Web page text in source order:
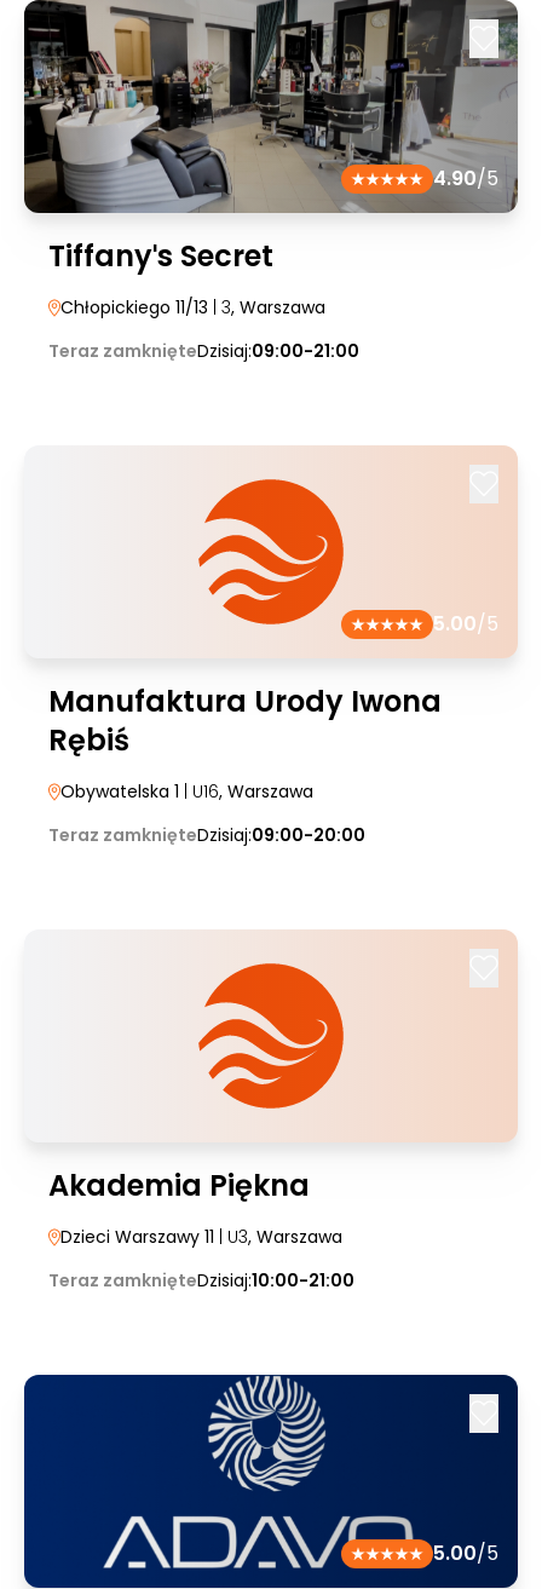
4.90/5
Tiffanyˈs Secret
Chłopickiego 11/13 | 3, Warszawa
Teraz zamknięteDzisiaj:09:00-21:00
5.00/5
Manufaktura Urody Iwona
Rębiś
Obywatelska 1 | U16, Warszawa
Teraz zamknięteDzisiaj:09:00-20:00
Akademia Piękna
Dzieci Warszawy 11 | U3, Warszawa
Teraz zamknięteDzisiaj:10:00-21:00
5.00/5